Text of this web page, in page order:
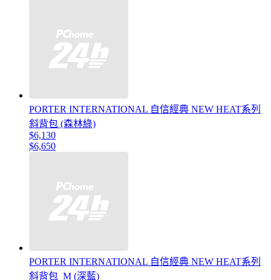
PORTER INTERNATIONAL 自信經典 NEW HEAT系列
斜背包 (森林綠)
$6,130
$6,650
PORTER INTERNATIONAL 自信經典 NEW HEAT系列
斜背包_M (深藍)